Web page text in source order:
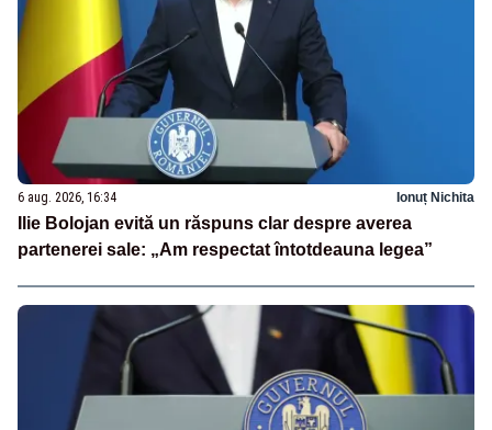
6 aug. 2026, 16:34 Ionuț Nichita
Ilie Bolojan evită un răspuns clar despre averea
partenerei sale: „Am respectat întotdeauna legea”